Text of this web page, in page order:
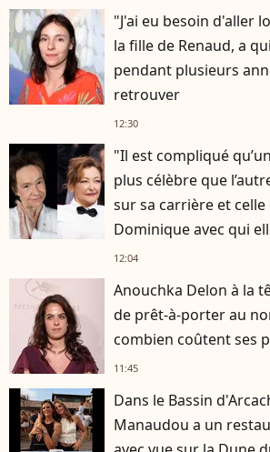
"J'ai eu besoin d'aller
la fille de Renaud, a
pendant plusieurs
retrouver
12:30
"Il est compliqué
plus célèbre que
sur sa carrière et celle
Dominique avec qui
12:04
Anouchka Delon à la
de prêt-à-porter au
combien coûtent ses
11:45
Dans le Bassin
Manaudou a un